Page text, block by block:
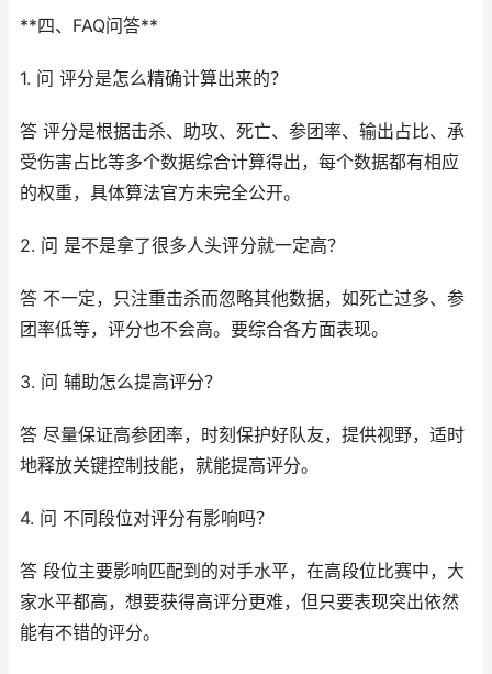
**四、FAQ问答**
1. 问 评分是怎么精确计算出来的？
答 评分是根据击杀、助攻、死亡、参团率、输出占比、承
受伤害占比等多个数据综合计算得出，每个数据都有相应
的权重，具体算法官方未完全公开。
2. 问 是不是拿了很多人头评分就一定高？
答 不一定，只注重击杀而忽略其他数据，如死亡过多、参
团率低等，评分也不会高。要综合各方面表现。
3. 问 辅助怎么提高评分？
答 尽量保证高参团率，时刻保护好队友，提供视野，适时
地释放关键控制技能，就能提高评分。
4. 问 不同段位对评分有影响吗？
答 段位主要影响匹配到的对手水平，在高段位比赛中，大
家水平都高，想要获得高评分更难，但只要表现突出依然
能有不错的评分。